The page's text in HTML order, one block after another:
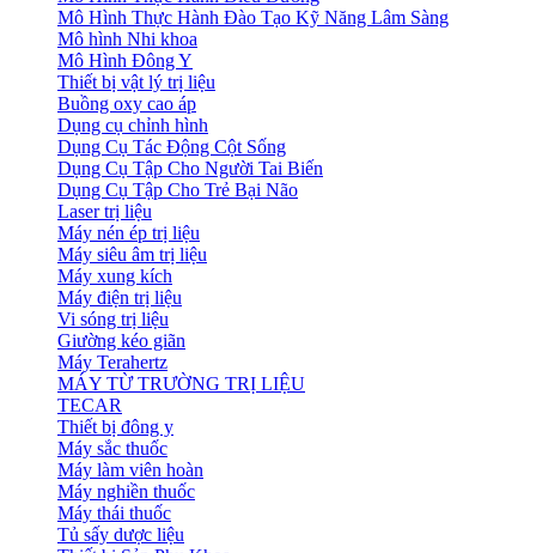
Mô Hình Thực Hành Đào Tạo Kỹ Năng Lâm Sàng
Mô hình Nhi khoa
Mô Hình Đông Y
Thiết bị vật lý trị liệu
Buồng oxy cao áp
Dụng cụ chỉnh hình
Dụng Cụ Tác Động Cột Sống
Dụng Cụ Tập Cho Người Tai Biến
Dụng Cụ Tập Cho Trẻ Bại Não
Laser trị liệu
Máy nén ép trị liệu
Máy siêu âm trị liệu
Máy xung kích
Máy điện trị liệu
Vi sóng trị liệu
Giường kéo giãn
Máy Terahertz
MÁY TỪ TRƯỜNG TRỊ LIỆU
TECAR
Thiết bị đông y
Máy sắc thuốc
Máy làm viên hoàn
Máy nghiền thuốc
Máy thái thuốc
Tủ sấy dược liệu